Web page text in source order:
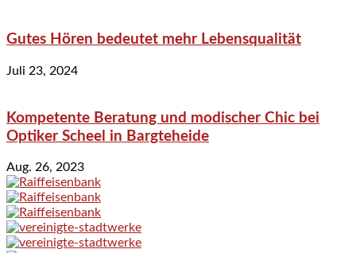
Gutes Hören bedeutet mehr Lebensqualität
Juli 23, 2024
Kompetente Beratung und modischer Chic bei
Optiker Scheel in Bargteheide
Aug. 26, 2023